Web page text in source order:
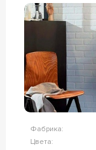
Фабрика:
Цвета: